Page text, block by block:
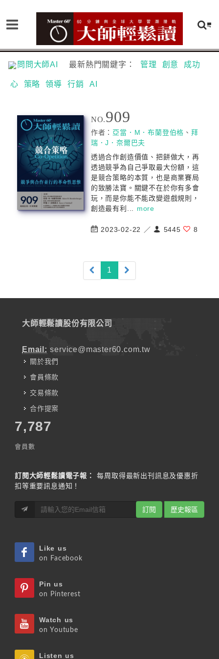
問問大師AI 最新熱門關鍵字： 管理 創意 成功
心 策略 領導 行銷 AI
NO.909
作者： 亞當．M．布蘭登伯格 、拜
瑞．J．奈爾巴夫
透過合作創造價值、把餅做大，再
透過競爭為自己爭取最大份額，這
是競合策略的本質，也是商業賽局
的致勝法寶。關鍵不在於你有多會
玩，而是你能不能改變遊戲規則，
創造最有利... more
2023-02-22 ／ 5445 8
1 (current)
大師輕鬆讀股份有限公司
Email: service@master60.com.tw
關於我們
會員條款
交易條款
合作提案
7,787
會員數
訂閱大師輕鬆讀電子報：
每周取得最新出刊訊息及優惠折
扣等重要訊息通知！
訂閱 歷史報區
Like us
on Facebook
Pin us
on Pinterest
Watch us
on Youtube
Listen us